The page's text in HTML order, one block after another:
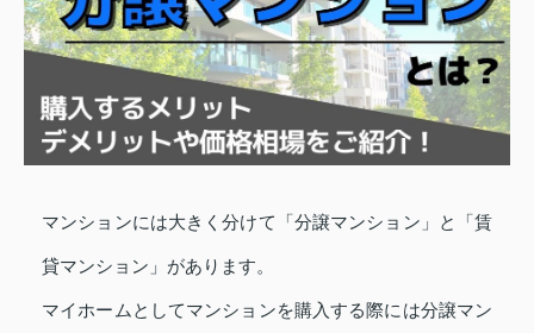
マンションには大きく分けて「分譲マンション」と「賃
貸マンション」があります。
マイホームとしてマンションを購入する際には分譲マン